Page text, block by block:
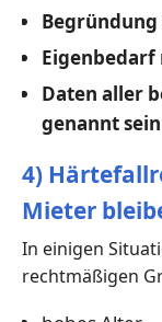
Daten aller
genannt sein
4)
Mieter
In einigen
rechtmäßigen